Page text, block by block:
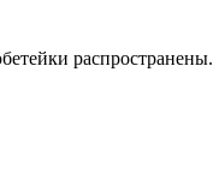
распространены.